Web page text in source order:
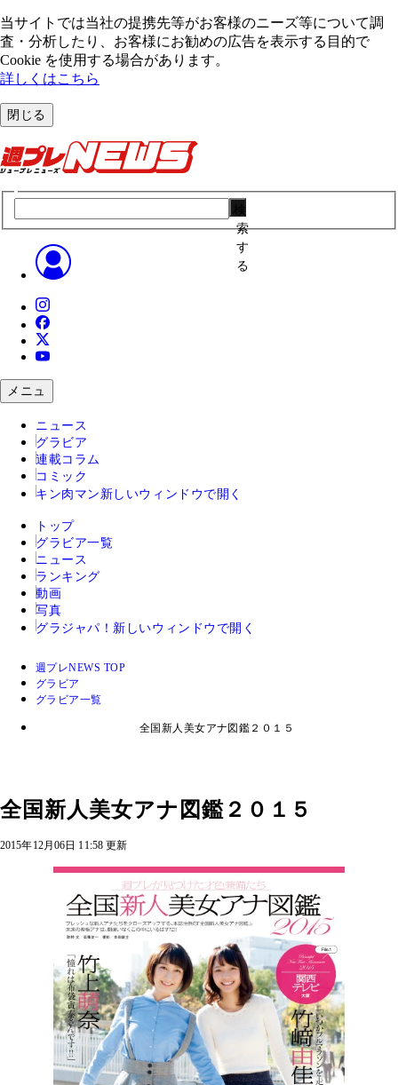
当サイトでは当社の提携先等がお客様のニーズ等について調
査・分析したり、お客様にお勧めの広告を表⽰する⽬的で
Cookie を使⽤する場合があります。
詳しくはこちら
閉じる
索
す
る
メニュ
ニュース
グラビア
連載コラム
コミック
キン肉マン 新しいウィンドウで開く
トップ
グラビア一覧
ニュース
ランキング
動画
写真
グラジャパ！ 新しいウィンドウで開く
週プレNEWS TOP
グラビア
グラビア一覧
全国新人美女アナ図鑑２０１５
全国新人美女アナ図鑑２０１５
2015年12月06日 11:58 更新